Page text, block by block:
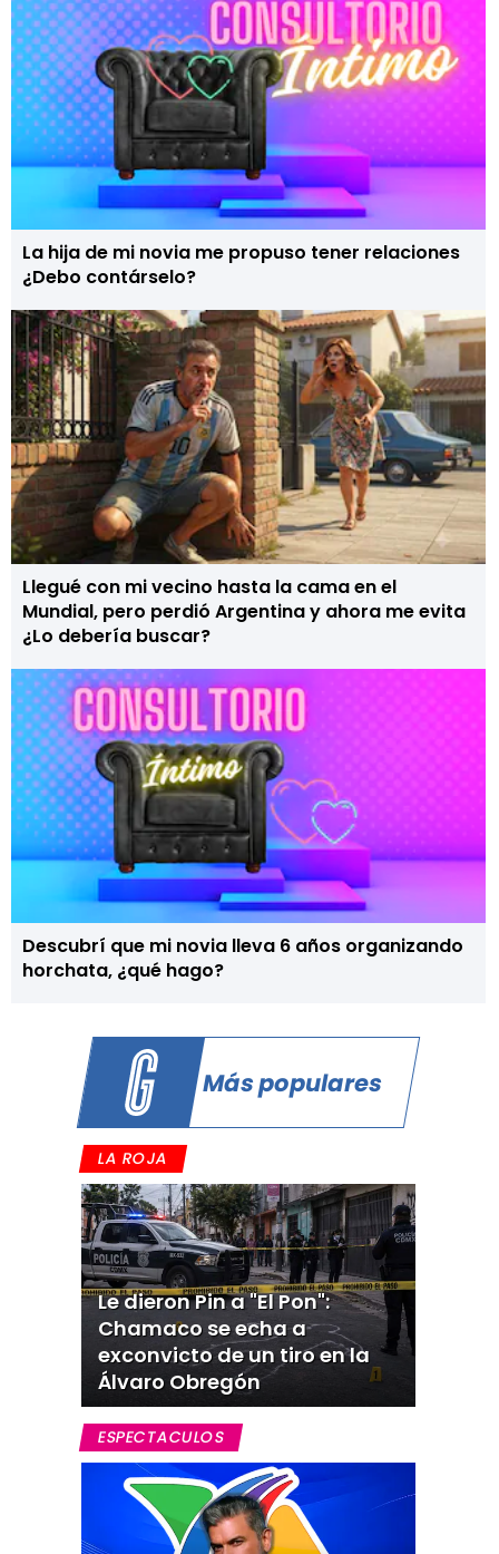
La hija de mi novia me propuso tener relaciones
¿Debo contárselo?
Llegué con mi vecino hasta la cama en el
Mundial, pero perdió Argentina y ahora me evita
¿Lo debería buscar?
Descubrí que mi novia lleva 6 años organizando
horchata, ¿qué hago?
Más populares
LA ROJA
Le dieron Pin a "El Pon":
Chamaco se echa a
exconvicto de un tiro en la
Álvaro Obregón
ESPECTACULOS